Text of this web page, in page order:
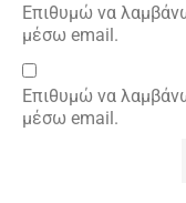
Επιθυμώ να
μέσω email.
Επιθυμώ να
μέσω email.